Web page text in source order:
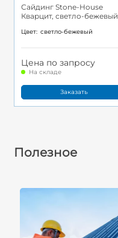
Сайдинг Stone-House
Кварцит, светло-бежевый
Цвет: светло-бежевый
Цена по запросу
На складе
Заказать
Полезное